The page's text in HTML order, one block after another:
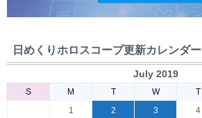
日めくりホロスコープ更新カレンダー
July 2019
S M T W T
1
2 3 4